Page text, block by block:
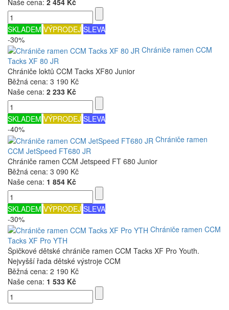
SKLADEM VÝPRODEJ SLEVA
-30%
Chrániče ramen CCM
Tacks XF 80 JR
Chrániče loktů CCM Tacks XF80 Junior
Běžná cena: 3 190 Kč
Naše cena: 2 233 Kč
SKLADEM VÝPRODEJ SLEVA
-40%
Chrániče ramen
CCM JetSpeed FT680 JR
Chrániče ramen CCM Jetspeed FT 680 Junior
Běžná cena: 3 090 Kč
Naše cena: 1 854 Kč
SKLADEM VÝPRODEJ SLEVA
-30%
Chrániče ramen CCM
Tacks XF Pro YTH
Špičkové dětské chrániče ramen CCM Tacks XF Pro Youth.
Nejvyšší řada dětské výstroje CCM
Běžná cena: 2 190 Kč
Naše cena: 1 533 Kč